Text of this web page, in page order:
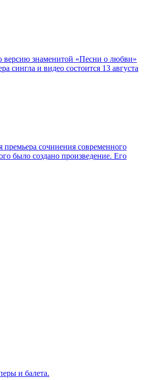
знаменитой «Песни о любви»
и видео состоится 13 августа
премьера сочинения современного
было создано произведение. Его
и балета.